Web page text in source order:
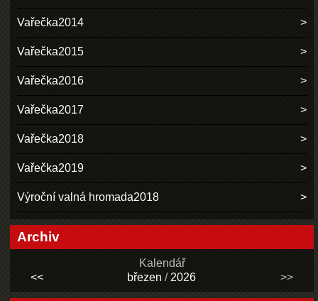
Vařečka2014
Vařečka2015
Vařečka2016
Vařečka2017
Vařečka2018
Vařečka2019
Výroční valná hromada2018
Archiv
Kalendář
<<
březen / 2026 >>